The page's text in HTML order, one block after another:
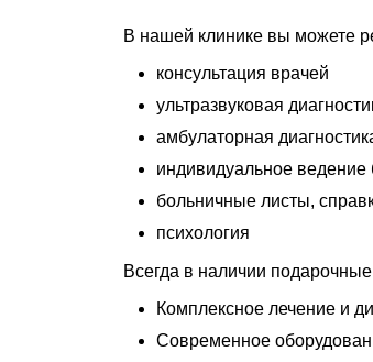
В нашей клинике вы можете
консультация врачей
ультразвуковая
амбулаторная
индивидуальное ведение
больничные листы,
психология
Всегда в наличии
Комплексное лечение и
Современное